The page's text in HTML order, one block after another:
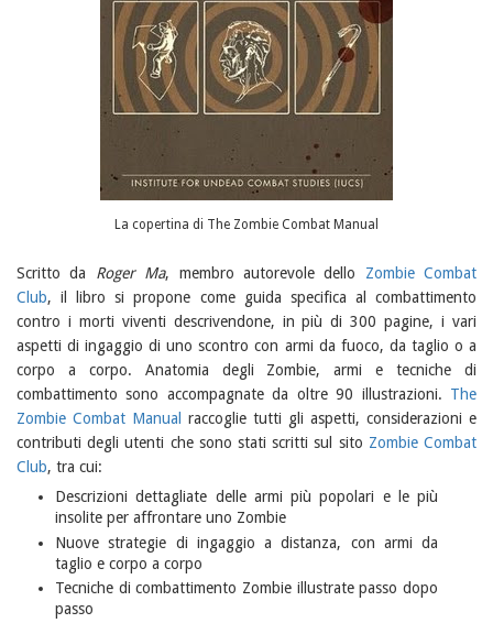
La copertina di The Zombie Combat Manual
Scritto da Roger Ma, membro autorevole dello Zombie Combat
Club, il libro si propone come guida specifica al combattimento
contro i morti viventi descrivendone, in più di 300 pagine, i vari
aspetti di ingaggio di uno scontro con armi da fuoco, da taglio o a
corpo a corpo. Anatomia degli Zombie, armi e tecniche di
combattimento sono accompagnate da oltre 90 illustrazioni. The
Zombie Combat Manual
raccoglie tutti gli aspetti, considerazioni e
contributi degli utenti che sono stati scritti sul sito Zombie Combat
Club, tra cui:
Descrizioni dettagliate delle armi più popolari e le più
insolite per affrontare uno Zombie
Nuove strategie di ingaggio a distanza, con armi da
taglio e corpo a corpo
Tecniche di combattimento Zombie illustrate passo dopo
passo